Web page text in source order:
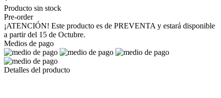
Producto sin stock
Pre-order
¡ATENCIÓN! Este producto es de PREVENTA y estará disponible
a partir del 15 de Octubre.
Medios de pago
Detalles del producto